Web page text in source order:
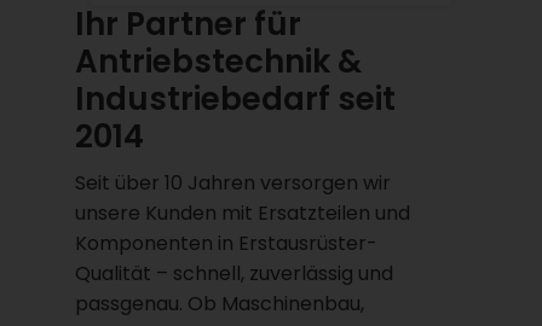
Ihr Partner für
Antriebstechnik &
Industriebedarf seit
2014
Seit über 10 Jahren versorgen wir
unsere Kunden mit Ersatzteilen und
Komponenten in Erstausrüster-
Qualität – schnell, zuverlässig und
passgenau. Ob Maschinenbau,